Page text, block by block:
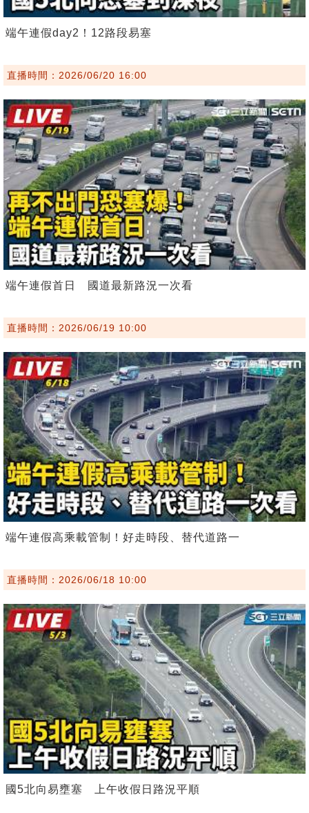
端午連假day2！12路段易塞
直播時間：2026/06/20 16:00
端午連假首日 國道最新路況一次看
直播時間：2026/06/19 10:00
端午連假高乘載管制！好走時段、替代道路一
直播時間：2026/06/18 10:00
國5北向易壅塞 上午收假日路況平順